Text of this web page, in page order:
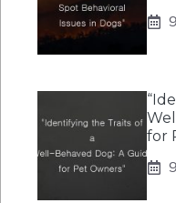
for